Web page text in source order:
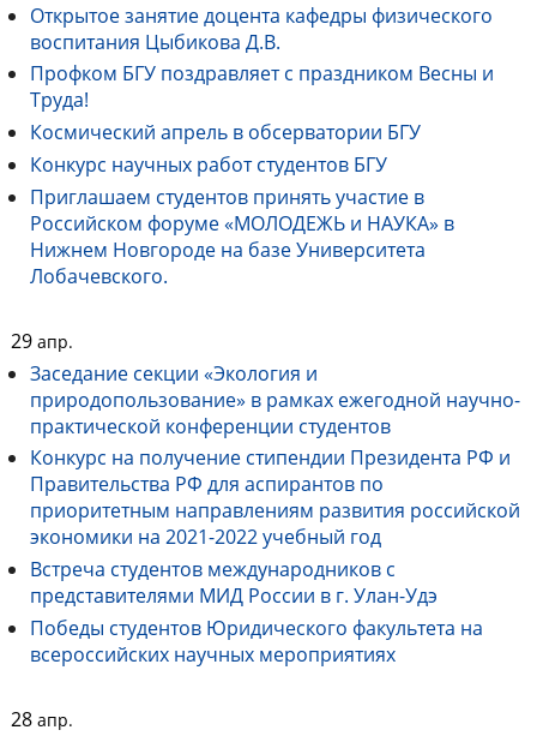
Открытое занятие доцента кафедры физического
воспитания Цыбикова Д.В.
Профком БГУ поздравляет с праздником Весны и
Труда!
Космический апрель в обсерватории БГУ
Конкурс научных работ студентов БГУ
Приглашаем студентов принять участие в
Российском форуме «МОЛОДЕЖЬ и НАУКА» в
Нижнем Новгороде на базе Университета
Лобачевского.
29 апр.
Заседание секции «Экология и
природопользование» в рамках ежегодной научно-
практической конференции студентов
Конкурс на получение стипендии Президента РФ и
Правительства РФ для аспирантов по
приоритетным направлениям развития российской
экономики на 2021-2022 учебный год
Встреча студентов международников с
представителями МИД России в г. Улан-Удэ
Победы студентов Юридического факультета на
всероссийских научных мероприятиях
28 апр.